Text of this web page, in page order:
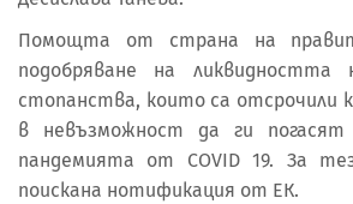
Помощта от страна на
подобряване на ликвидността
стопанства, които са отсрочили
в невъзможност да ги
пандемията от COVID 19. За
поискана нотификация от ЕК.